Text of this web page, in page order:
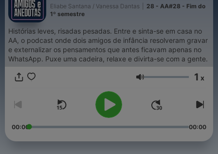
Eliabe Santana / Vanessa Dantas
28 - AA#28 - Fim do
1º semestre
Histórias leves, risadas pesadas. Entre e sinta-se em casa no
AA, o podcast onde dois amigos de infância resolveram gravar
e externalizar os pensamentos que antes ficavam apenas no
WhatsApp. Puxe uma cadeira, relaxe e divirta-se com a gente.
Volume 1 x
00:00 00:00